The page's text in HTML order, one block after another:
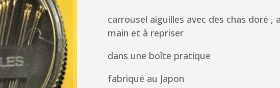
carrousel aiguilles avec des chas doré ,
main et à repriser
dans une boîte pratique
fabriqué au Japon